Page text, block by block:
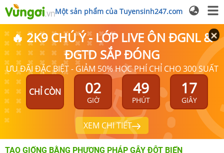
Một sản phẩm của Tuyensinh247.com
🔥 2K9 CHÚ Ý - LỚP LIVE ÔN ĐGNL &
ĐGTD SẮP ĐÓNG
ƯU ĐÃI ĐẶC BIỆT - GIẢM 50% HỌC PHÍ CHỈ CHO 300 SUẤT
CHỈ CÒN 02
GIỜ
49
PHÚT
17
GIÂY
XEM CHI TIẾT
TẠO GIỐNG BẰNG PHƯƠNG PHÁP GÂY ĐỘT BIẾN